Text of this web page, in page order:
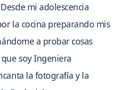
mi adolescencia
la cocina preparando mis
a probar cosas
soy Ingeniera
la fotografía y la